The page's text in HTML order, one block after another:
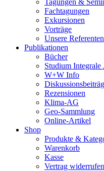
Tagungen &
Fachtagungen
Exkursionen
Vorträge
Unsere
Publikationen
Bücher
Studium Integrale
W+W Info
Rezensionen
Klima-AG
Geo-Sammlung
Online-Artikel
Shop
Produkte &
Warenkorb
Kasse
Vertrag widerrufen